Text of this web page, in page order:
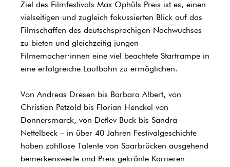
Ziel des Filmfestivals Max Ophüls Preis ist es, einen
vielseitigen und zugleich fokussierten Blick auf das
Filmschaffen des deutschsprachigen Nachwuchses
zu bieten und gleichzeitig jungen
Filmemacher·innen eine viel beachtete Startrampe in
eine erfolgreiche Laufbahn zu ermöglichen.
Von Andreas Dresen bis Barbara Albert, von
Christian Petzold bis Florian Henckel von
Donnersmarck, von Detlev Buck bis Sandra
Nettelbeck – in über 40 Jahren Festivalgeschichte
haben zahllose Talente von Saarbrücken ausgehend
bemerkenswerte und Preis gekrönte Karrieren